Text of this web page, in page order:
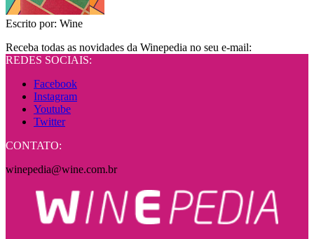
Escrito por: Wine
Receba todas as novidades da Winepedia no seu e-mail:
REDES SOCIAIS:
Facebook
Instagram
Youtube
Twitter
CONTATO:
winepedia@wine.com.br